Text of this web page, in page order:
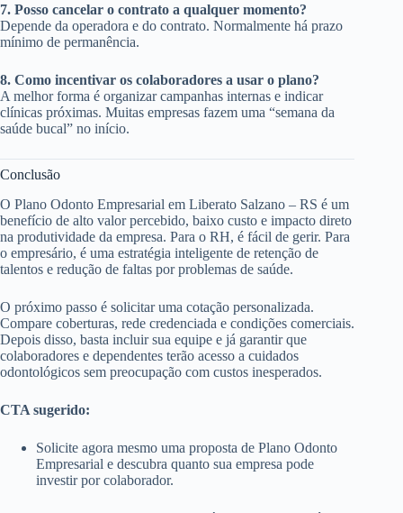
7. Posso cancelar o contrato a qualquer momento?
Depende da operadora e do contrato. Normalmente há prazo
mínimo de permanência.
8. Como incentivar os colaboradores a usar o plano?
A melhor forma é organizar campanhas internas e indicar
clínicas próximas. Muitas empresas fazem uma “semana da
saúde bucal” no início.
Conclusão
O Plano Odonto Empresarial em Liberato Salzano – RS é um
benefício de alto valor percebido, baixo custo e impacto direto
na produtividade da empresa. Para o RH, é fácil de gerir. Para
o empresário, é uma estratégia inteligente de retenção de
talentos e redução de faltas por problemas de saúde.
O próximo passo é solicitar uma cotação personalizada.
Compare coberturas, rede credenciada e condições comerciais.
Depois disso, basta incluir sua equipe e já garantir que
colaboradores e dependentes terão acesso a cuidados
odontológicos sem preocupação com custos inesperados.
CTA sugerido:
Solicite agora mesmo uma proposta de Plano Odonto
Empresarial e descubra quanto sua empresa pode
investir por colaborador.